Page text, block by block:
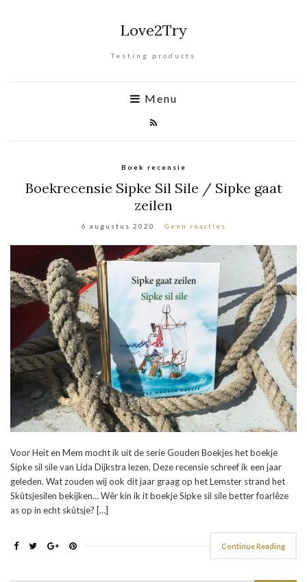
Love2Try
Testing products
Menu
Boek recensie
Boekrecensie Sipke Sil Sile / Sipke gaat
zeilen
6 augustus 2020 Geen reacties
Voor Heit en Mem mocht ik uit de serie Gouden Boekjes het boekje
Sipke sil sile van Lida Dijkstra lezen. Deze recensie schreef ik een jaar
geleden. Wat zouden wij ook dit jaar graag op het Lemster strand het
Skûtsjesilen bekijken… Wêr kin ik it boekje Sipke sil sile better foarlêze
as op in echt skûtsje? […]
Continue Reading